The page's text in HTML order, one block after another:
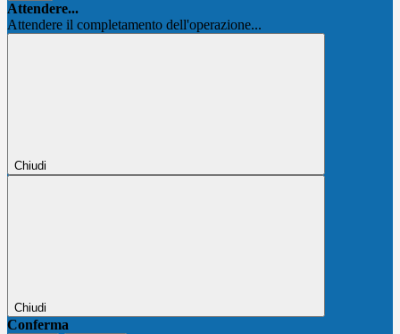
Attendere...
Attendere il completamento dell'operazione...
Chiudi
Chiudi
Conferma